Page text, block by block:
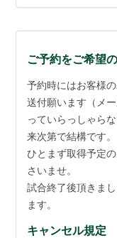
ご予約をご希望
予約時にはお客様
送付願います（メ
っていらっしゃら
来次第で結構です。
ひとまず取得予定
さいませ。
試合終了後頂きま
ます。
キャンセル規定